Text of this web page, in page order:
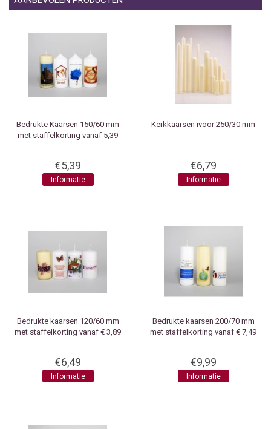
Bedrukte Kaarsen 150/60 mm
met staffelkorting vanaf 5,39
€5,39
Informatie
Kerkkaarsen ivoor 250/30 mm
€6,79
Informatie
Bedrukte kaarsen 120/60 mm
met staffelkorting vanaf € 3,89
€6,49
Informatie
Bedrukte kaarsen 200/70 mm
met staffelkorting vanaf € 7,49
€9,99
Informatie